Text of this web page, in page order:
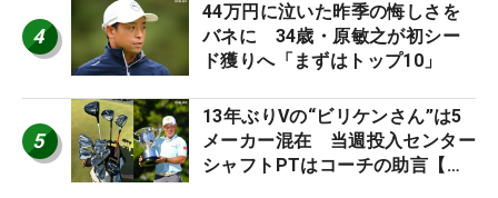
4
44万円に泣いた昨季の悔しさを
バネに 34歳・原敏之が初シー
ド獲りへ「まずはトップ10」
5
13年ぶりVの“ビリケンさん”は5
メーカー混在 当週投入センター
シャフトPTはコーチの助言【勝